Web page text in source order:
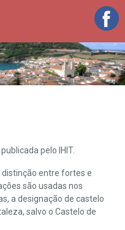
pelo IHIT.
entre fortes e
são usadas nos
a designação de castelo
salvo o Castelo de